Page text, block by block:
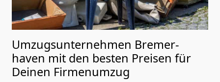
Umzugsunternehmen Bremer­
haven mit den besten Preisen für
Deinen Firmenumzug